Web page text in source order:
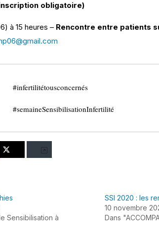
obligatoire)
à 15 heures – Rencontre entre patients
#infertilitétousconcernés
#semaineSensibilisationInfertilité
Bluesky
Sensibilisation à
SSI 2020 : les
10 novembre
Dans